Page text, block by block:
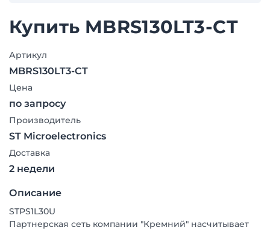
Купить MBRS130LT3-CT
Артикул
MBRS130LT3-CT
Цена
по запросу
Производитель
ST Microelectronics
Доставка
2 недели
Описание
STPS1L30U
Партнерская сеть компании "Кремний" насчитывает